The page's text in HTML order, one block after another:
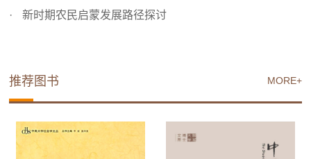
新时期农民启蒙发展路径探讨
MORE+
推荐图书